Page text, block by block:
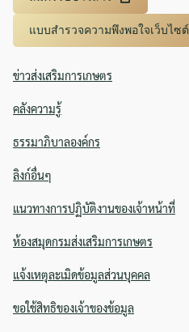
Search
for:
แบบสำรวจความพึงพอใจเว็บไซต์
ข่าวส่งเสริมการเกษตร
คลังความรู้
ธรรมาภิบาลองค์กร
ลิงก์อื่นๆ
แนวทางการปฏิบัติงานของเจ้าหน้าที่
ห้องสมุดกรมส่งเสริมการเกษตร
แจ้งเหตุละเมิดข้อมูลส่วนบุคคล
ขอใช้สิทธิของเจ้าของข้อมูล